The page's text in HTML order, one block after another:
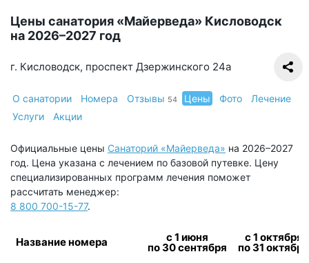
Цены санатория «Майерведа» Кисловодск
на 2026–2027 год
г. Кисловодск, проспект Дзержинского 24а
О санатории Номера Отзывы 54 Цены Фото
Лечение
Услуги
Акции
Официальные цены Санаторий «Майерведа» на 2026–2027
год. Цена указана с лечением по базовой путевке. Цену
специализированных программ лечения поможет
рассчитать менеджер:
8 800 700-15-77.
Название номера с 1 июня
по 30 сентября
с 1 октября
по 31 октября